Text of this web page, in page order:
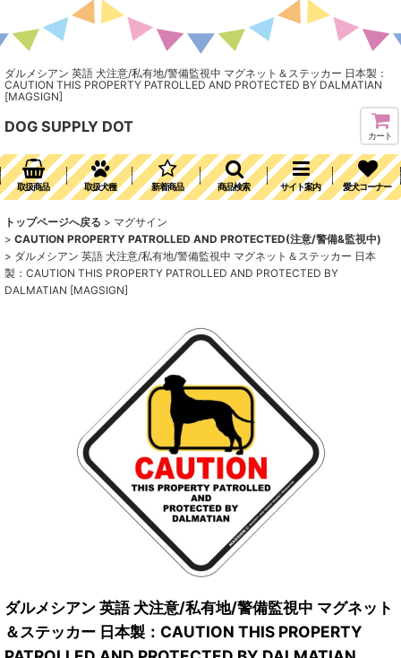
ダルメシアン 英語 犬注意/私有地/警備監視中 マグネット＆ステッカー 日本製：
CAUTION THIS PROPERTY PATROLLED AND PROTECTED BY DALMATIAN
[MAGSIGN]
DOG SUPPLY DOT
カート
取扱商品 取扱犬種 新着商品 商品検索 サイト案内 愛犬コーナー
トップページへ戻る > マグサイン
> CAUTION PROPERTY PATROLLED AND PROTECTED(注意/警備&監視中)
> ダルメシアン 英語 犬注意/私有地/警備監視中 マグネット＆ステッカー 日本
製：CAUTION THIS PROPERTY PATROLLED AND PROTECTED BY
DALMATIAN [MAGSIGN]
ダルメシアン 英語 犬注意/私有地/警備監視中 マグネット
＆ステッカー 日本製：CAUTION THIS PROPERTY